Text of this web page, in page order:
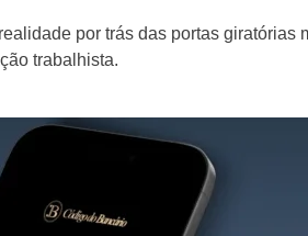
por trás das portas giratórias
trabalhista.